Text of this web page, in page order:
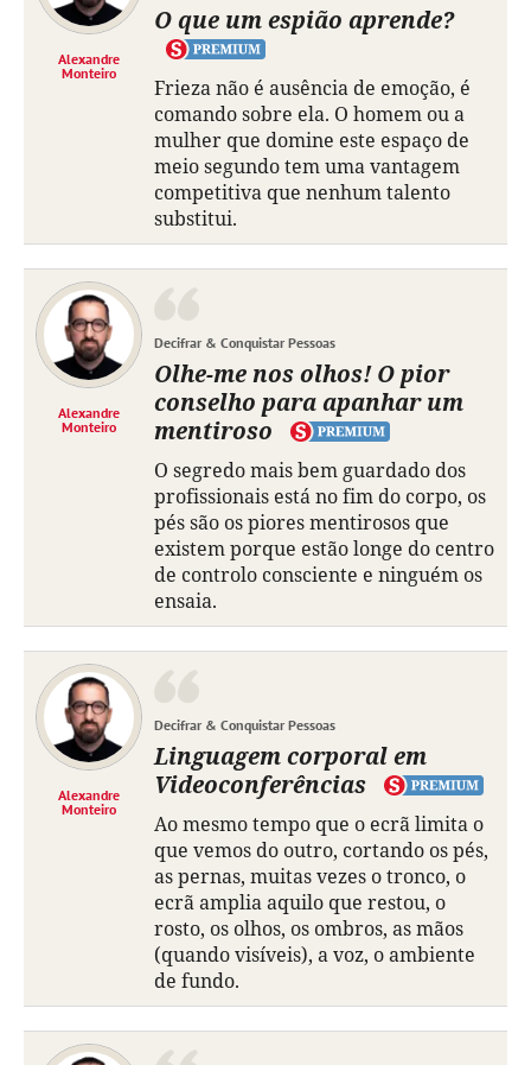
Alexandre
Monteiro
O que um espião aprende?
Frieza não é ausência de emoção, é
comando sobre ela. O homem ou a
mulher que domine este espaço de
meio segundo tem uma vantagem
competitiva que nenhum talento
substitui.
Alexandre
Monteiro
Decifrar & Conquistar Pessoas
Olhe-me nos olhos! O pior
conselho para apanhar um
mentiroso
O segredo mais bem guardado dos
profissionais está no fim do corpo, os
pés são os piores mentirosos que
existem porque estão longe do centro
de controlo consciente e ninguém os
ensaia.
Alexandre
Monteiro
Decifrar & Conquistar Pessoas
Linguagem corporal em
Videoconferências
Ao mesmo tempo que o ecrã limita o
que vemos do outro, cortando os pés,
as pernas, muitas vezes o tronco, o
ecrã amplia aquilo que restou, o
rosto, os olhos, os ombros, as mãos
(quando visíveis), a voz, o ambiente
de fundo.